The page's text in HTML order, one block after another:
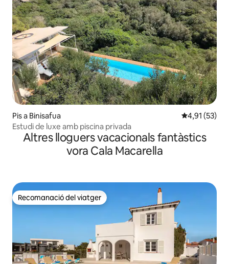
Pis a Binisafua 4,91 de
4,91 (53)
Estudi de luxe amb piscina privada
Altres lloguers vacacionals fantàstics
vora Cala Macarella
Recomanació del viatger
Recomanació del viatger